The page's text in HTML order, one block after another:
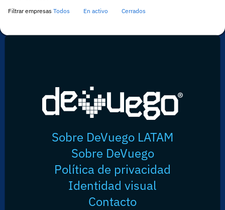
Filtrar empresas Todos En activo Cerrados
Sobre DeVuego LATAM
Sobre DeVuego
Política de privacidad
Identidad visual
Contacto